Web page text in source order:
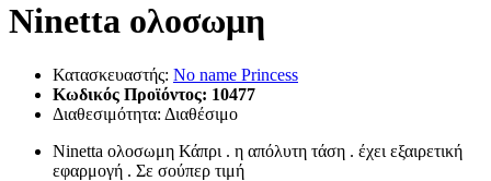
Ninetta ολοσωμη
Κατασκευαστής: No name Princess
Κωδικός Προϊόντος: 10477
Διαθεσιμότητα: Διαθέσιμο
Ninetta ολοσωμη Κάπρι . η απόλυτη τάση . έχει εξαιρετική
εφαρμογή . Σε σούπερ τιμή